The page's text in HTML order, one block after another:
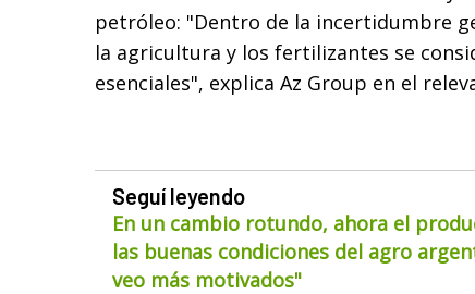
petróleo: "Dentro de la incertidumbre
la agricultura y los fertilizantes se
esenciales", explica Az Group en el
Seguí leyendo
En un cambio rotundo, ahora el
las buenas condiciones del agro
veo más motivados"